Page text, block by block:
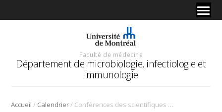
Faculté de médecine
Département de microbiologie, infectiologie et
immunologie
Accueil / Calendrier/ Conférences des scientifiques émérites (IRIC)